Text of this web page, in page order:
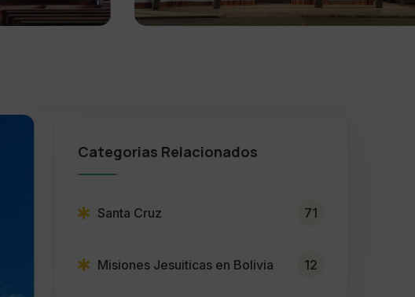
Categorias Relacionados
Santa Cruz 71
Misiones Jesuiticas en Bolivia 12